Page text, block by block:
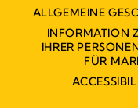
ALLGEMEINE
INFORMATION
IHRER
FÜR